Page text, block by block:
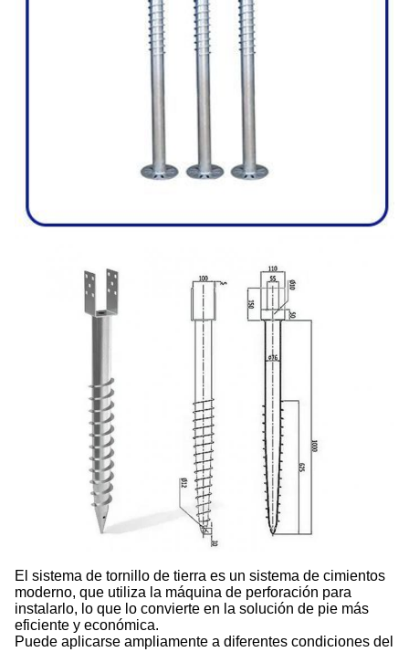
El sistema de tornillo de tierra es un sistema de cimientos
moderno, que utiliza la máquina de perforación para
instalarlo, lo que lo convierte en la solución de pie más
eficiente y económica.
Puede aplicarse ampliamente a diferentes condiciones del